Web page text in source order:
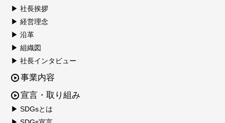
▶ 社長挨拶
▶ 経営理念
▶ 沿革
▶ 組織図
▶ 社長インタビュー
事業内容
宣言・取り組み
▶ SDGsとは